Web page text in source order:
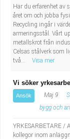
Har du erfarenhet av
året om och jobba
Recycling ingår i
armeringsstål. Vårt
metallskrot från
Celsas stålverk som
två...
Visa mer
Vi söker
Ansök Maj 9
bygg och
YRKESARBETARE /
kollegor inom